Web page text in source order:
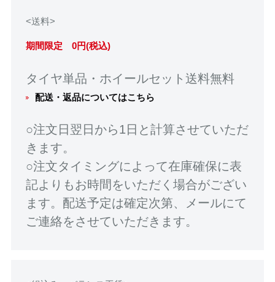
<送料>
期間限定 0円(税込)
タイヤ単品・ホイールセット送料無料
配送・返品についてはこちら
○注文日翌日から1日と計算させていただ
きます。
○注文タイミングによって在庫確保に表
記よりもお時間をいただく場合がござい
ます。配送予定は確定次第、メールにて
ご連絡をさせていただきます。